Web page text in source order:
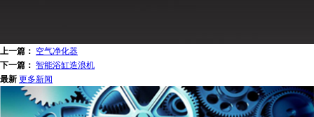
上一篇： 空气净化器
下一篇： 智能浴缸造浪机
最新更多新闻